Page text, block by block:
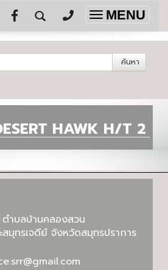
Toggle
navigation
MENU
ค้นหา
HAWK H/T 2
ำบลบ้านคลองสวน
เจดีย์ จังหวัดสมุทรปราการ